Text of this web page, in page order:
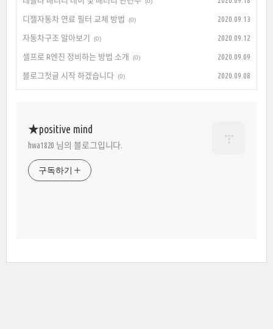
디젤자동차 연료 필터 교체 방법 (0) 2020.09.13
자동차구조 알아보기 (0) 2020.09.12
셀프로 R엔진 정비하는 방법 소개 (0) 2020.09.09
블로그첫글 시작 하겠습니다 (0) 2020.09.08
★positive mind
hwa1820 님의 블로그입니다.
구독하기